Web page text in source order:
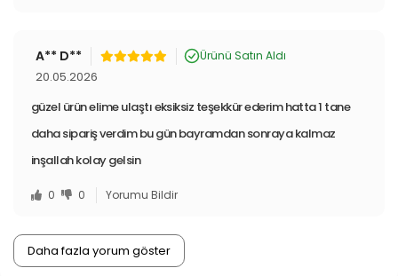
A** D** Ürünü Satın Aldı
20.05.2026
güzel ürün elime ulaştı eksiksiz teşekkür ederim hatta 1 tane
daha sipariş verdim bu gün bayramdan sonraya kalmaz
inşallah kolay gelsin
0 0 Yorumu Bildir
Daha fazla yorum göster